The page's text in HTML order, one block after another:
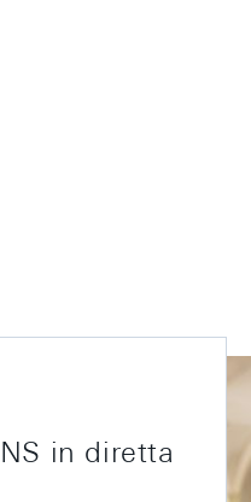
in diretta